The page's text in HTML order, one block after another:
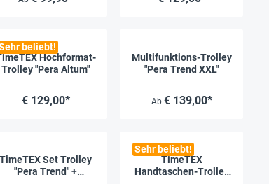
beliebt!
Hochformat-
Trolley "Pera Altum"
€ 129,00*
Multifunktions-Trolley
"Pera Trend XXL"
Ab € 139,00*
TimeTEX Set Trolley
"Pera Trend" +
Sehr beliebt!
TimeTEX
Handtaschen-Trolley